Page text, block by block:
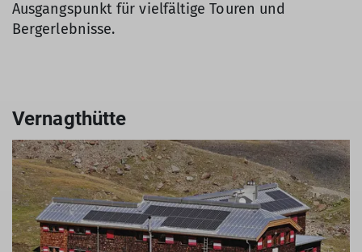
Ausgangspunkt für vielfältige Touren und
Bergerlebnisse.
Vernagthütte